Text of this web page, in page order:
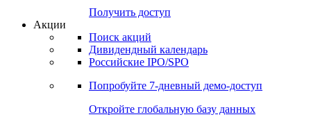
Попробуйте7-дневный
Откройте глобальную базу данных
Получить доступ
Поиск акций
Российские IPO/SPO